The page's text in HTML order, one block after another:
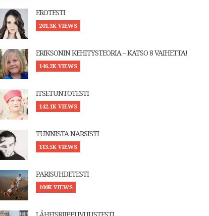
EROTESTI
201.3K VIEWS
ERIKSONIN KEHITYSTEORIA – KATSO 8 VAIHETTA!
146.2K VIEWS
ITSETUNTOTESTI
142.1K VIEWS
TUNNISTA NARSISTI
113.5K VIEWS
PARISUHDETESTI
100K VIEWS